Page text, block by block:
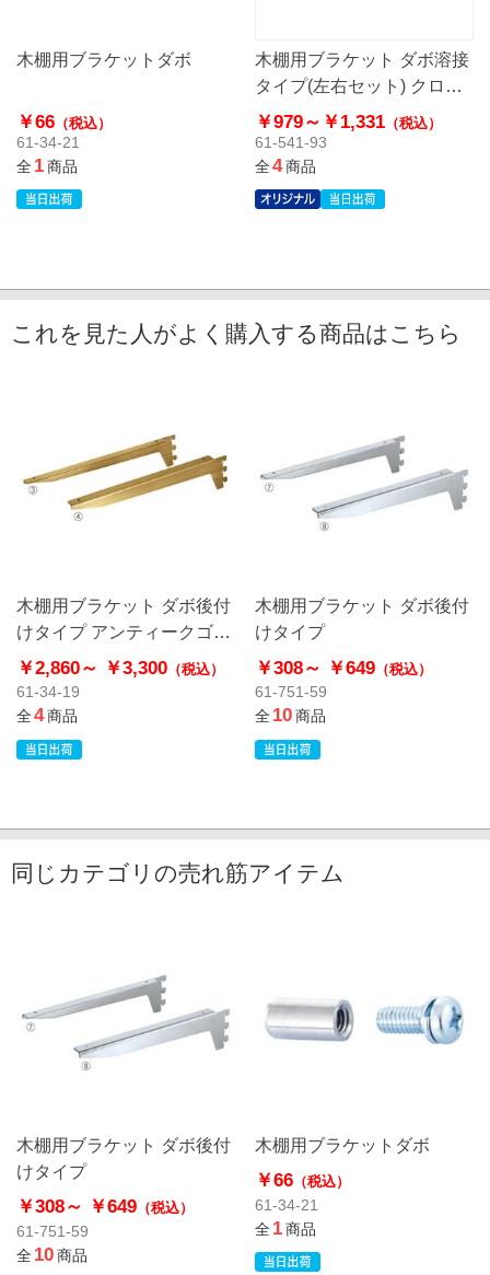
木棚用ブラケットダボ
￥66 （税込）
61-34-21
全1商品
木棚用ブラケット ダボ溶接
タイプ(左右セット) クロー
ム〔ストエキオリジナル〕
￥979～ ￥1,331 （税込）
61-541-93
全4商品
これを見た人がよく購入する商品はこちら
木棚用ブラケット ダボ後付
けタイプ アンティークゴー
ルド
￥2,860～ ￥3,300 （税込）
61-34-19
全4商品
木棚用ブラケット ダボ後付
けタイプ
￥308～ ￥649（税込）
61-751-59
全10商品
同じカテゴリの売れ筋アイテム
木棚用ブラケット ダボ後付
けタイプ
￥308～ ￥649 （税込）
61-751-59
全10商品
木棚用ブラケットダボ
￥66（税込）
61-34-21
全1商品